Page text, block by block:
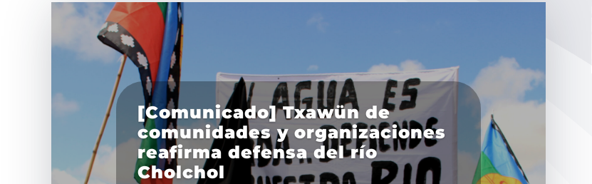
[Comunicado] Txawün de
comunidades y organizaciones
reafirma defensa del río
Cholchol